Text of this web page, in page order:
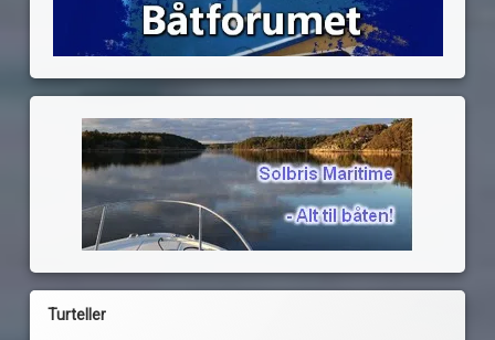
Turteller